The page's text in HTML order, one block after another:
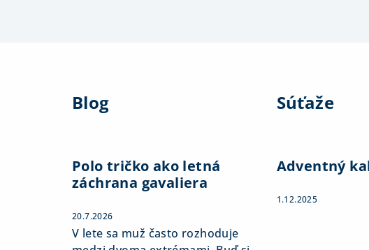
Blog
Polo tričko ako letná
záchrana gavaliera
20.7.2026
V lete sa muž často rozhoduje
Súťaže
Adventný
1.12.2025